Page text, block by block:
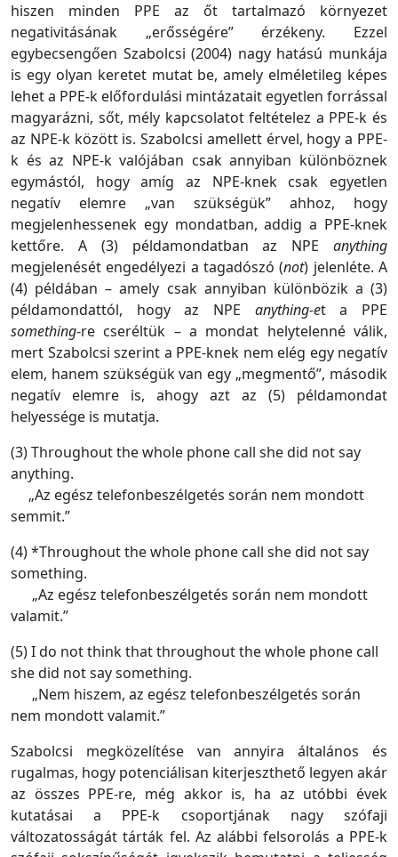
hiszen minden PPE az őt tartalmazó környezet
negativitásának „erősségére” érzékeny. Ezzel
egybecsengően Szabolcsi (2004) nagy hatású munkája
is egy olyan keretet mutat be, amely elméletileg képes
lehet a PPE-k előfordulási mintázatait egyetlen forrással
magyarázni, sőt, mély kapcsolatot feltételez a PPE-k és
az NPE-k között is. Szabolcsi amellett érvel, hogy a PPE-
k és az NPE-k valójában csak annyiban különböznek
egymástól, hogy amíg az NPE-knek csak egyetlen
negatív elemre „van szükségük” ahhoz, hogy
megjelenhessenek egy mondatban, addig a PPE-knek
kettőre. A (3) példamondatban az NPE anything
megjelenését engedélyezi a tagadószó (not) jelenléte. A
(4) példában – amely csak annyiban különbözik a (3)
példamondattól, hogy az NPE anything-et a PPE
something-re cseréltük – a mondat helytelenné válik,
mert Szabolcsi szerint a PPE-knek nem elég egy negatív
elem, hanem szükségük van egy „megmentő”, második
negatív elemre is, ahogy azt az (5) példamondat
helyessége is mutatja.
(3) Throughout the whole phone call she did not say
anything.
„Az egész telefonbeszélgetés során nem mondott
semmit.”
(4) *Throughout the whole phone call she did not say
something.
„Az egész telefonbeszélgetés során nem mondott
valamit.”
(5) I do not think that throughout the whole phone call
she did not say something.
„Nem hiszem, az egész telefonbeszélgetés során
nem mondott valamit.”
Szabolcsi megközelítése van annyira általános és
rugalmas, hogy potenciálisan kiterjeszthető legyen akár
az összes PPE-re, még akkor is, ha az utóbbi évek
kutatásai a PPE-k csoportjának nagy szófaji
változatosságát tárták fel. Az alábbi felsorolás a PPE-k